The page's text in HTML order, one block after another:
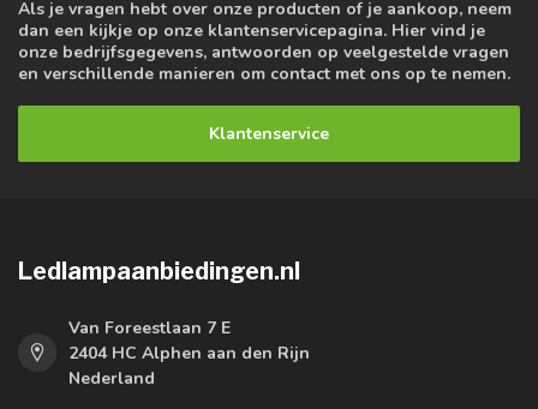
Als je vragen hebt over onze producten of je aankoop, neem
dan een kijkje op onze klantenservicepagina. Hier vind je
onze bedrijfsgegevens, antwoorden op veelgestelde vragen
en verschillende manieren om contact met ons op te nemen.
Klantenservice
Ledlampaanbiedingen.nl
Van Foreestlaan 7 E
2404 HC Alphen aan den Rijn
Nederland